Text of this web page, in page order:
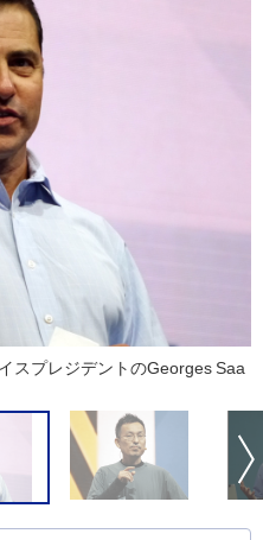
スプレジデントのGeorges Saa